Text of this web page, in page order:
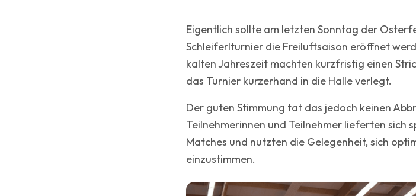
Eigentlich sollte am letzten Sonntag der
Schleiferlturnier die Freiluftsaison eröffnet
kalten Jahreszeit machten kurzfristig einen
das Turnier kurzerhand in die Halle verlegt.
Der guten Stimmung tat das jedoch keinen
Teilnehmerinnen und Teilnehmer lieferten sich
Matches und nutzten die Gelegenheit, sich
einzustimmen.